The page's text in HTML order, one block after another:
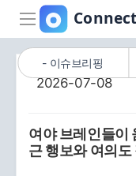
이슈브리핑
2026-07-08
여야 브레인들이
근 행보와 여의도